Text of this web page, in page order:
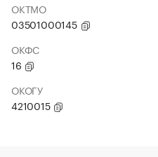
ОКТМО
03501000145
ОКФС
16
ОКОГУ
4210015